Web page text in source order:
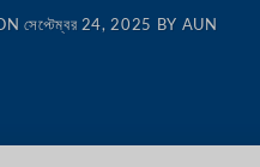
সেপ্টেম্বর 24, 2025 BY AUN